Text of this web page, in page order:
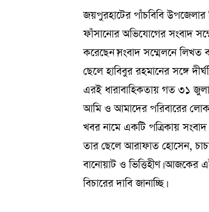
জয়পুরহাটের পাঁচবিবি উপজেলার
ফাঁসানোর অভিযোগের সংবাদ
করেছেন।সংবাদ সম্মেলনে লিখত
ছেলে হাবিবুর রহমানের সঙ্গে
এরই ধারাবাহিকতায় গত ৩১
আমি ও আমাদের পরিবারের
খবর নামে একটি পত্রিকায়
তার ছেলে আরাফাত হোসেন,
বানোয়াট ও ভিত্তিহীণ। আজকের
বিচারের দাবি জানাচ্ছি।